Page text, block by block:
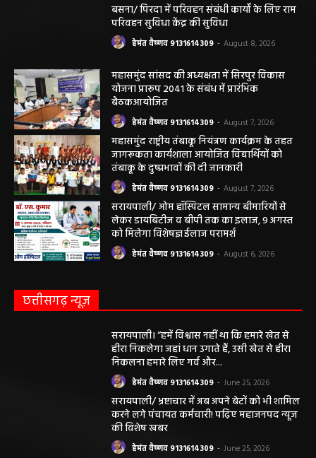
बसना/ पिरदा में परिवहन संबंधी कार्यों के लिए राम
परिवहन सुविधा केंद्र की सुविधा
हेमंत वैष्णव 9131614309 - August 8, 2026
महासमुंद सांसद की अध्यक्षता में सिरपुर विकास
योजना प्रारूप 2041 के संबंध में प्रारंभिक
बैठकआयोजित
हेमंत वैष्णव 9131614309 - August 7, 2026
महासमुंद राष्ट्रीय तंबाकू नियंत्रण कार्यक्रम के तहत
जागरूकता कार्यशाला आयोजित विद्यार्थियों को
तंबाकू के दुष्प्रभावों की दी जानकारी
हेमंत वैष्णव 9131614309 - August 7, 2026
सरायपाली/ ओम हॉस्पिटल सामान्य बीमारियों से
लेकर डायबिटीज व बीपी तक का इलाज, 9 अगस्त
को मिलेगा विशेषज्ञ ईलाज परामर्श
हेमंत वैष्णव 9131614309 - August 6, 2026
छत्तीसगढ़ न्यूज़
सरायपाली। “हमें विश्वास नहीं था कि हमारे खेत से
हीरा निकलेगा जहां धान उगाते हैं, उसी खेत से हीरा
निकलना हमारे लिए गर्व और...
हेमंत वैष्णव 9131614309 - June 25, 2026
सरायपाली/ भ्रष्टाचार में अब अपने बेटों को भी शामिल
करने लगे पंचायत कर्मचारी! पढ़िए महाजनपद न्यूज
की विशेष खबर
हेमंत वैष्णव 9131614309 - June 25, 2026